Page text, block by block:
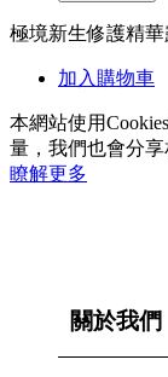
極境新生修護精華
加入購物車
本網站使用
量，我們也會分
瞭解更多
關於我們